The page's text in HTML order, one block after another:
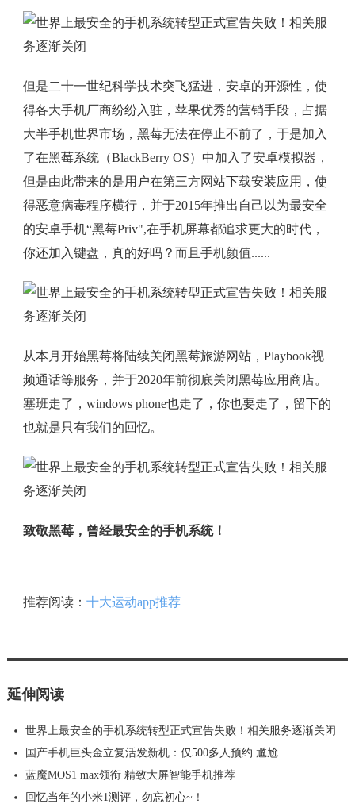
但是二十一世纪科学技术突飞猛进，安卓的开源性，使
得各大手机厂商纷纷入驻，苹果优秀的营销手段，占据
大半手机世界市场，黑莓无法在停止不前了，于是加入
了在黑莓系统（BlackBerry OS）中加入了安卓模拟器，
但是由此带来的是用户在第三方网站下载安装应用，使
得恶意病毒程序横行，并于2015年推出自己以为最安全
的安卓手机“黑莓Priv",在手机屏幕都追求更大的时代，
你还加入键盘，真的好吗？而且手机颜值......
从本月开始黑莓将陆续关闭黑莓旅游网站，Playbook视
频通话等服务，并于2020年前彻底关闭黑莓应用商店。
塞班走了，windows phone也走了，你也要走了，留下的
也就是只有我们的回忆。
致敬黑莓，曾经最安全的手机系统！
推荐阅读： 十大运动app推荐
延伸阅读
世界上最安全的手机系统转型正式宣告失败！相关服务逐渐关闭
国产手机巨头金立复活发新机：仅500多人预约 尴尬
蓝魔MOS1 max领衔 精致大屏智能手机推荐
回忆当年的小米1测评，勿忘初心~！